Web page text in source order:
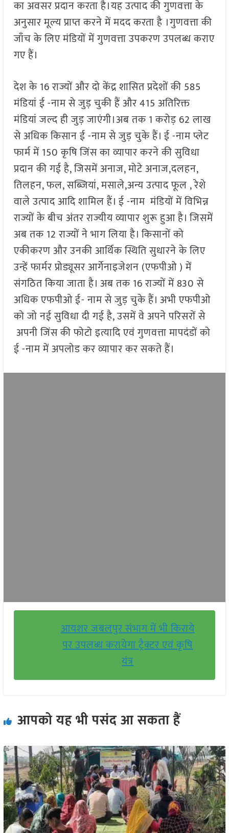
का अवसर प्रदान करता है।यह उत्पाद की गुणवत्ता के
अनुसार मूल्य प्राप्त करने में मदद करता है ।गुणवत्ता की
जाँच के लिए मंडियों में गुणवत्ता उपकरण उपलब्ध कराए
गए हैं।
देश के 16 राज्यों और दो केंद्र शासित प्रदेशों की 585
मंडियां ई -नाम से जुड़ चुकी हैं और 415 अतिरिक्त
मंडियां जल्द ही जुड़ जाएंगी।अब तक 1 करोड़ 62 लाख
से अधिक किसान ई -नाम से जुड़ चुके हैं। ई -नाम प्लेट
फार्म में 150 कृषि जिंस का व्यापार करने की सुविधा
प्रदान की गई है, जिसमें अनाज, मोटे अनाज,दलहन,
तिलहन, फल, सब्जियां, मसाले,अन्य उत्पाद फूल , रेशे
वाले उत्पाद आदि शामिल हैं। ई -नाम मंडियों में विभिन्न
राज्यों के बीच अंतर राज्यीय व्यापार शुरू हुआ है। जिसमें
अब तक 12 राज्यों ने भाग लिया है। किसानों को
एकीकरण और उनकी आर्थिक स्थिति सुधारने के लिए
उन्हें फार्मर प्रोड्यूसर आर्गेनाइजेशन (एफपीओ ) में
संगठित किया जाता है। अब तक 16 राज्यों में 830 से
अधिक एफपीओ ई- नाम से जुड़ चुके हैं। अभी एफपीओ
को जो नई सुविधा दी गई है, उसमें वे अपने परिसरों से
अपनी जिंस की फोटो इत्यादि एवं गुणवत्ता मापदंडों को
ई -नाम में अपलोड कर व्यापार कर सकते हैं।
आयशर जबलपुर संभाग में भी किराये
पर उपलब्ध करायेगा ट्रैक्टर एवं कृषि
यंत्र
आपको यह भी पसंद आ सकता हैं